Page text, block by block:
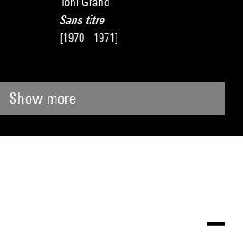
Sans titre
[1970 - 1971]
Show more